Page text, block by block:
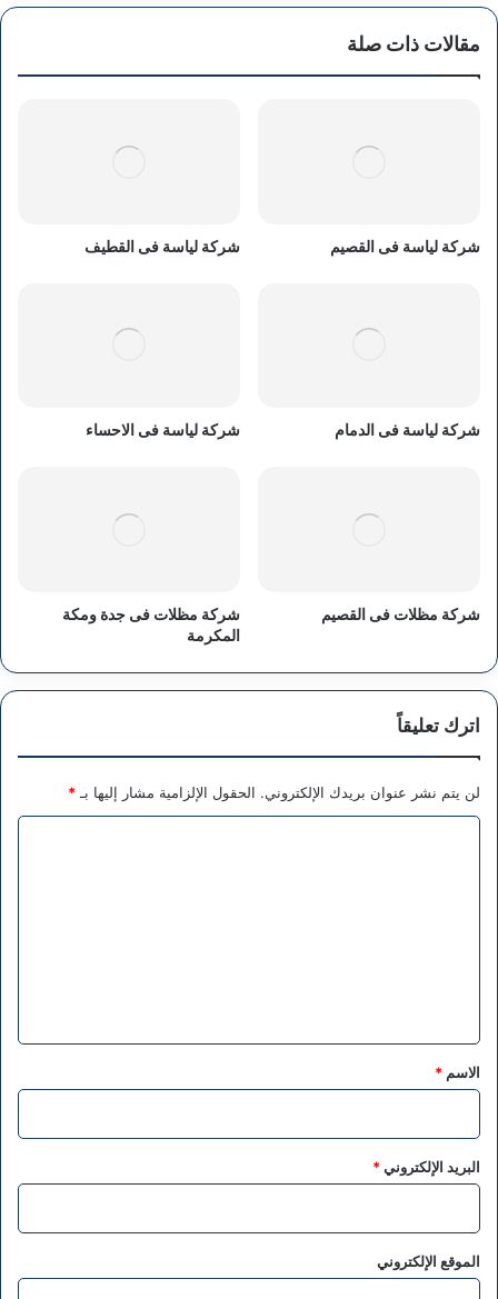
مقالات ذات صلة
شركة لياسة فى القصيم شركة لياسة فى القطيف
شركة لياسة فى الدمام شركة لياسة فى الاحساء
شركة مظلات فى القصيم
شركة مظلات فى جدة ومكة
المكرمة
اترك تعليقاً
لن يتم نشر عنوان بريدك الإلكتروني. الحقول الإلزامية مشار إليها بـ*
*
الاسم *
البريد الإلكتروني*
الموقع الإلكتروني